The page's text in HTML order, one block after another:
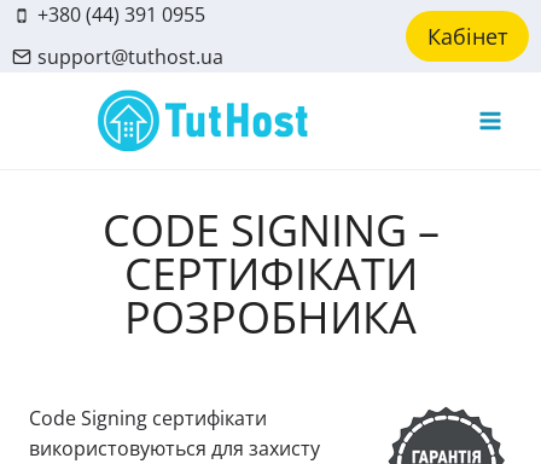
Skip
to
content
+380 (44) 391 0955
support@tuthost.ua
Кабінет
CODE SIGNING –
СЕРТИФІКАТИ
РОЗРОБНИКА
Code Signing сертифікати
використовуються для захисту